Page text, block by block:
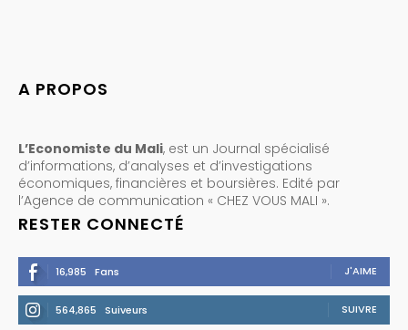
A PROPOS
L’Economiste du Mali, est un Journal spécialisé
d’informations, d’analyses et d’investigations
économiques, financières et boursières. Edité par
l’Agence de communication « CHEZ VOUS MALI ».
RESTER CONNECTÉ
16,985 Fans J'AIME
564,865 Suiveurs SUIVRE